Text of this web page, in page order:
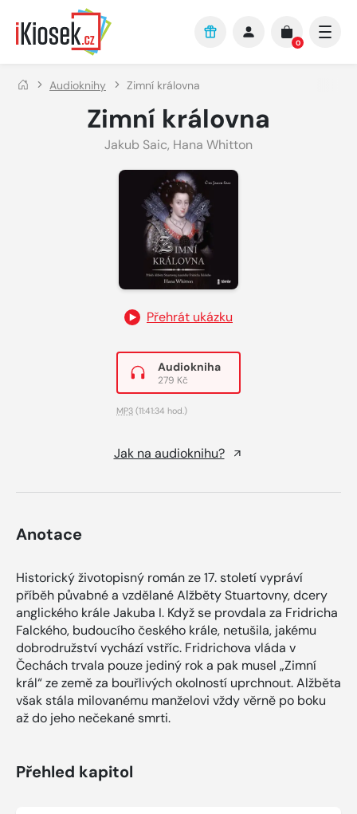
Přejít na hlavní obsah
0
Audioknihy Zimní královna
Zimní královna
Jakub Saic, Hana Whitton
Přehrát ukázku
Audiokniha
279 Kč
MP3 (11:41:34 hod.)
Jak na audioknihu?
Anotace
Historický životopisný román ze 17. století vypráví
příběh půvabné a vzdělané Alžběty Stuartovny, dcery
anglického krále Jakuba I. Když se provdala za Fridricha
Falckého, budoucího českého krále, netušila, jakému
dobrodružství vychází vstříc. Fridrichova vláda v
Čechách trvala pouze jediný rok a pak musel „Zimní
král“ ze země za bouřlivých okolností uprchnout. Alžběta
však stála milovanému manželovi vždy věrně po boku
až do jeho nečekané smrti.
Přehled kapitol